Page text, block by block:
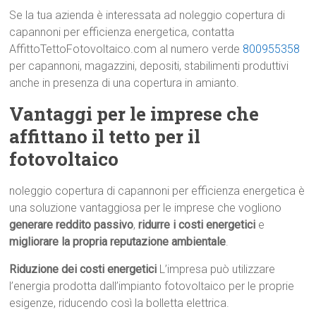
Se la tua azienda è interessata ad noleggio copertura di
capannoni per efficienza energetica, contatta
AffittoTettoFotovoltaico.com al numero verde 800955358
per capannoni, magazzini, depositi, stabilimenti produttivi
anche in presenza di una copertura in amianto.
Vantaggi per le imprese che
affittano il tetto per il
fotovoltaico
noleggio copertura di capannoni per efficienza energetica è
una soluzione vantaggiosa per le imprese che vogliono
generare reddito passivo,ridurre i costi energetici e
migliorare la propria reputazione ambientale.
Riduzione dei costi energetici L’impresa può utilizzare
l’energia prodotta dall’impianto fotovoltaico per le proprie
esigenze, riducendo così la bolletta elettrica.